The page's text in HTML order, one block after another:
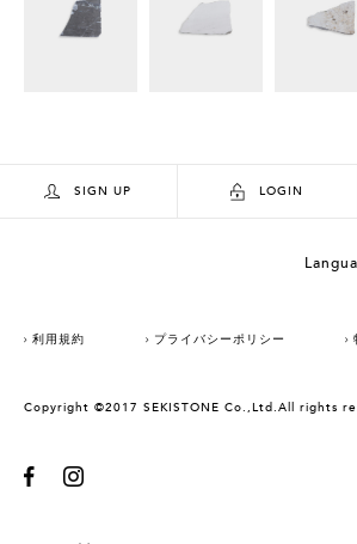
SIGN UP LOGIN
利用規約 プライバシーポリシー
Copyright ©2017 SEKISTONE Co.,Ltd.All rights